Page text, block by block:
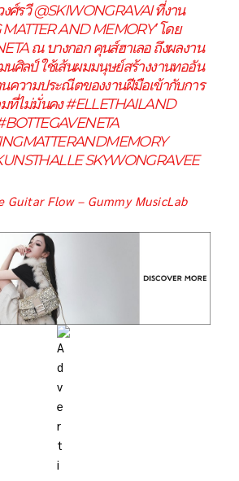
ศ์รวี @SKIWONGRAVAI ที่งาน
MATTER AND MEMORY’ โดย
ณ บางกอก คุนส์ฮาเลอ ถึงผลงาน
ศิลป์ ใช้เส้นผมมนุษย์สร้างงานทออัน
ความประณีตของงานฝีมือเข้ากับการ
ที่ไม่มั่นคง#ELLETHAILAND
SKYWONGRAVEE
Flow – Gummy MusicLab